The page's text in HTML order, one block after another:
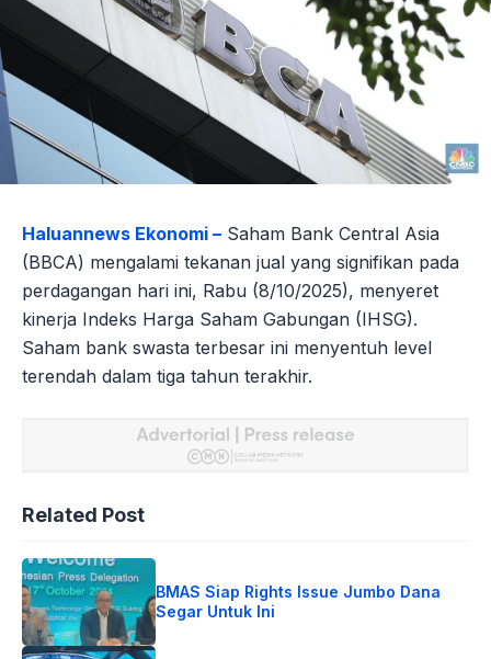
Haluannews Ekonomi – Saham Bank Central Asia
(BBCA) mengalami tekanan jual yang signifikan pada
perdagangan hari ini, Rabu (8/10/2025), menyeret
kinerja Indeks Harga Saham Gabungan (IHSG).
Saham bank swasta terbesar ini menyentuh level
terendah dalam tiga tahun terakhir.
Related Post
BMAS Siap Rights Issue Jumbo Dana
Segar Untuk Ini